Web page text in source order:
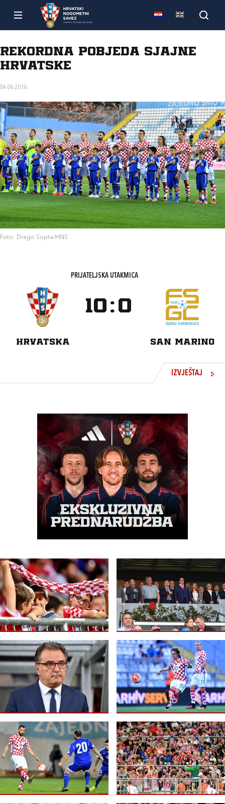
Rekordna pobjeda sjajne
Hrvatske
04.06.2016.
Foto: Drago Sopta/HNS
PRIJATELJSKA UTAKMICA
HRVATSKA
10 : 0
SAN MARINO
IZVJEŠTAJ